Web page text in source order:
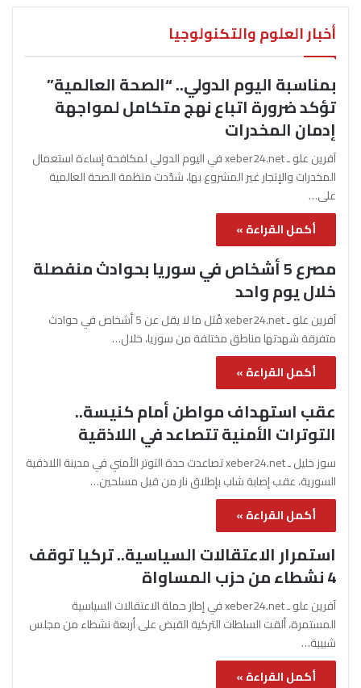
أخبار العلوم والتكنولوجيا
بمناسبة اليوم الدولي.. “الصحة العالمية”
تؤكد ضرورة اتباع نهج متكامل لمواجهة
إدمان المخدرات
آفرين علو ـ xeber24.net في اليوم الدولي لمكافحة إساءة استعمال
المخدرات والإتجار غير المشروع بها، شدّدت منظمة الصحة العالمية
على…
أكمل القراءة »
مصرع 5 أشخاص في سوريا بحوادث منفصلة
خلال يوم واحد
آفرين علو ـ xeber24.net قُتل ما لا يقل عن 5 أشخاص في حوادث
متفرقة شهدتها مناطق مختلفة من سوريا، خلال…
أكمل القراءة »
عقب استهداف مواطن أمام كنيسة..
التوترات الأمنية تتصاعد في اللاذقية
سوز خليل ـ xeber24.net تصاعدت حدة التوتر الأمني في مدينة اللاذقية
السورية، عقب إصابة شاب بإطلاق نار من قبل مسلحين…
أكمل القراءة »
استمرار الاعتقالات السياسية.. تركيا توقف
4 نشطاء من حزب المساواة
آفرين علو ـ xeber24.net في إطار حملة الاعتقالات السياسية
المستمرة، ألقت السلطات التركية القبض على أربعة نشطاء من مجلس
شبيبة…
أكمل القراءة »